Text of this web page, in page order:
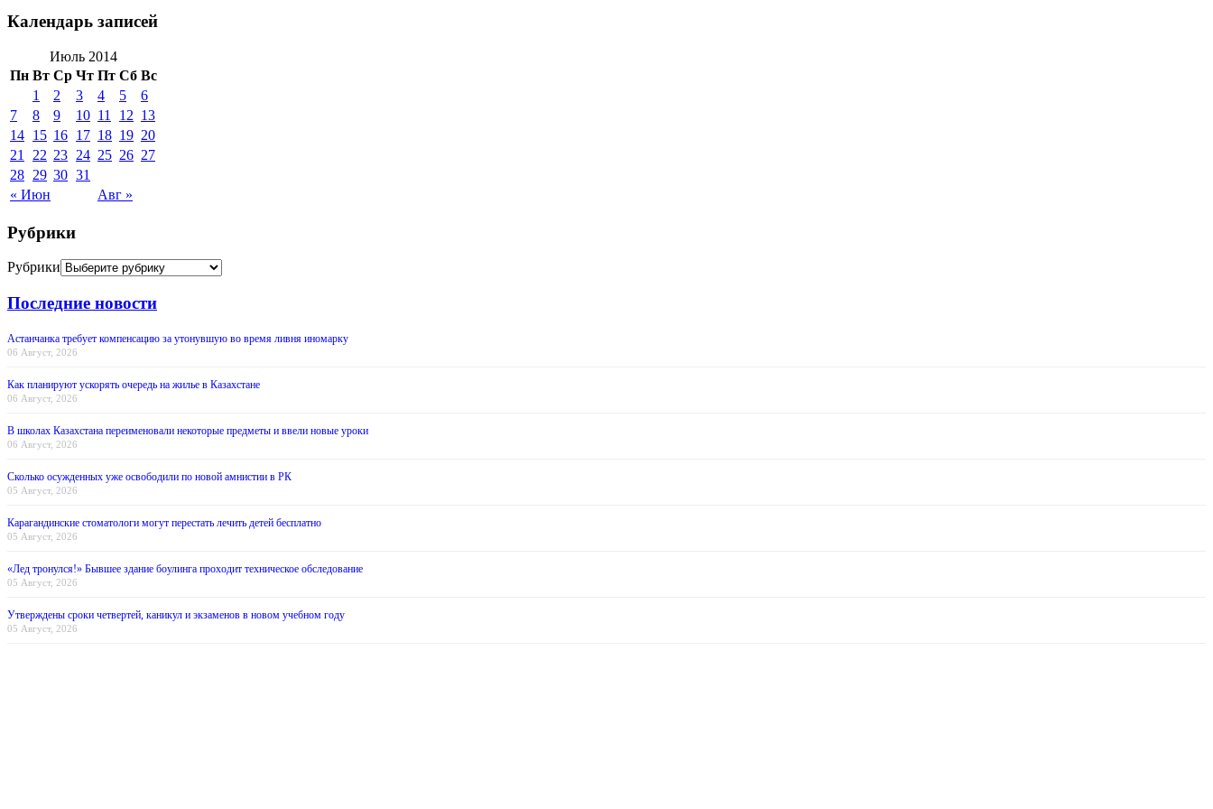
Календарь записей
Июль 2014
Пн Вт Ср Чт Пт Сб Вс
« Июн Авг »
1 2 3 4 5
6
7
8 9 10 11 12 13
14 15 16 17 18 19 20
21
22 23 24 25 26 27
28 29 30 31
Рубрики
Рубрики
Последние новости
Астанчанка требует компенсацию за утонувшую во время ливня иномарку
06 Август, 2026
Как планируют ускорять очередь на жилье в Казахстане
06 Август, 2026
В школах Казахстана переименовали некоторые предметы и ввели новые уроки
06 Август, 2026
Сколько осужденных уже освободили по новой амнистии в РК
05 Август, 2026
Карагандинские стоматологи могут перестать лечить детей бесплатно
05 Август, 2026
«Лед тронулся!» Бывшее здание боулинга проходит техническое обследование
05 Август, 2026
Утверждены сроки четвертей, каникул и экзаменов в новом учебном году
05 Август, 2026